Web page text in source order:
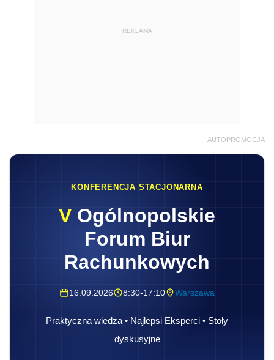
REKLAMA
AUTOPROMOCJA
KONFERENCJA STACJONARNA
V Ogólnopolskie
Forum Biur
Rachunkowych
16.09.2026 8:30-17:10 Warszawa
Praktyczna wiedza • Najlepsi Eksperci • Stoły
dyskusyjne